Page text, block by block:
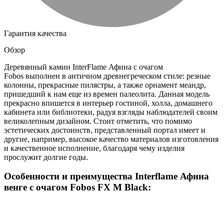
Гарантия качества
Обзор
Деревянный камин InterFlame Афина с очагом
Fobos выполнен в античном древнегреческом стиле: резные
колонны, прекрасные пилястры, а также орнамент меандр,
пришедший к нам еще из времен палеолита. Данная модель
прекрасно впишется в интерьер гостиной, холла, домашнего
кабинета или библиотеки, радуя взгляды наблюдателей своим
великолепным дизайном. Стоит отметить, что помимо
эстетических достоинств, представленный портал имеет и
другие, например, высокое качество материалов изготовления
и качественное исполнение, благодаря чему изделия
прослужит долгие годы.
Особенности и преимущества Interflame Афина
венге с очагом Fobos FX M Black: